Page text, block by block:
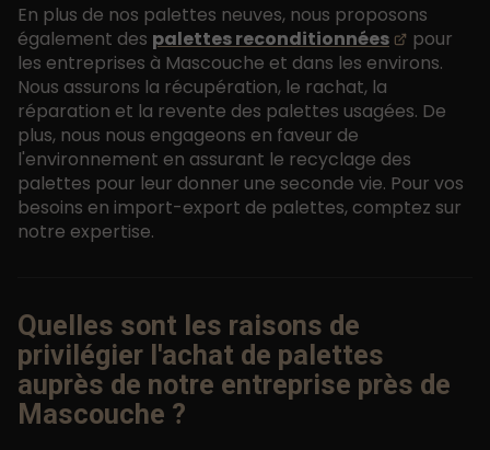
En plus de nos palettes neuves, nous proposons
également des palettes reconditionnées
pour
les entreprises à Mascouche et dans les environs.
Nous assurons la récupération, le rachat, la
réparation et la revente des palettes usagées. De
plus, nous nous engageons en faveur de
l'environnement en assurant le recyclage des
palettes pour leur donner une seconde vie. Pour vos
besoins en import-export de palettes, comptez sur
notre expertise.
Quelles sont les raisons de
privilégier l'achat de palettes
auprès de notre entreprise près de
Mascouche ?